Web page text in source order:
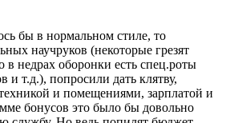
бы в нормальном стиле, то
научруков (некоторые грезят
в недрах оборонки есть спец.роты
и т.д.), попросили дать клятву,
и помещениями, зарплатой и
бонусов это было бы довольно